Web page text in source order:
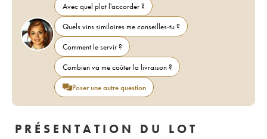
Avec quel plat l'accorder ?
Quels vins similaires me conseilles-tu ?
Comment le servir ?
Combien va me coûter la livraison ?
Poser une autre question
PRÉSENTATION DU LOT